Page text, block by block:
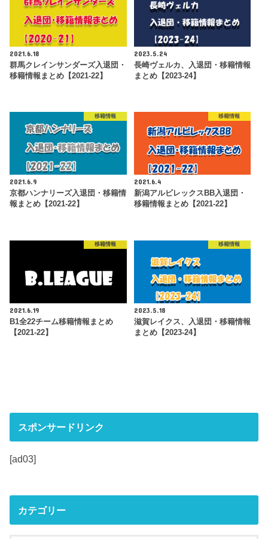
2021.6.18
群馬クレインサンダーズ入退団・
移籍情報まとめ【2021-22】
2023.5.24
長崎ヴェルカ、入退団・移籍情報
まとめ【2023-24】
移籍情報
2021.6.9
京都ハンナリーズ入退団・移籍情
報まとめ【2021-22】
移籍情報
2021.6.4
新潟アルビレックスBB入退団・
移籍情報まとめ【2021-22】
移籍情報
2021.6.19
B1全22チーム移籍情報まとめ
【2021-22】
移籍情報
2023.5.18
滋賀レイクス、入退団・移籍情報
まとめ【2023-24】
スポンサードリンク
[ad03]
カテゴリー